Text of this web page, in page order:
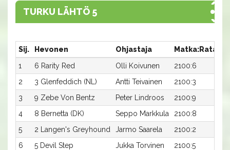
TURKU LÄHTÖ 5
Sij. Hevonen Ohjastaja Matka:Rata
1
6 Rarity Red Olli Koivunen 2100:6
2
3 Glenfeddich (NL) Antti Teivainen 2100:3
3
9 Zebe Von Bentz Peter Lindroos 2100:9
4
8 Bernetta (DK) Seppo Markkula 2100:8
5
2 Langen's Greyhound Jarmo Saarela 2100:2
6
5 Devil Step Jukka Torvinen 2100:5